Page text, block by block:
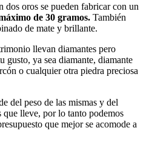
dos oros se pueden fabricar con un
de 30 gramos. También
de mate y brillante.
llevan diamantes pero
gusto, ya sea diamante, diamante
o cualquier otra piedra preciosa
del peso de las mismas y del
que lleve, por lo tanto podemos
que mejor se acomode a